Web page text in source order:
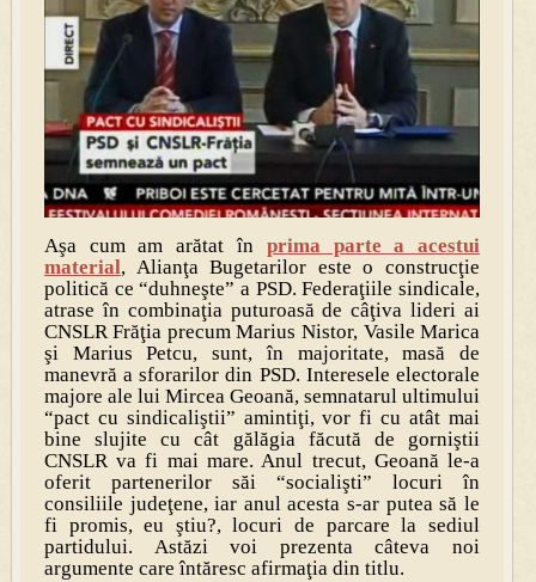
Aşa cum am arătat în prima parte a acestui
material, Alianţa Bugetarilor este o construcţie
politică ce “duhneşte” a PSD. Federaţiile sindicale,
atrase în combinaţia puturoasă de câţiva lideri ai
CNSLR Frăţia precum Marius Nistor, Vasile Marica
şi Marius Petcu, sunt, în majoritate, masă de
manevră a sforarilor din PSD. Interesele electorale
majore ale lui Mircea Geoană, semnatarul ultimului
“pact cu sindicaliştii” amintiţi, vor fi cu atât mai
bine slujite cu cât gălăgia făcută de gorniştii
CNSLR va fi mai mare. Anul trecut, Geoană le-a
oferit partenerilor săi “socialişti” locuri în
consiliile judeţene, iar anul acesta s-ar putea să le
fi promis, eu ştiu?, locuri de parcare la sediul
partidului. Astăzi voi prezenta câteva noi
argumente care întăresc afirmaţia din titlu.